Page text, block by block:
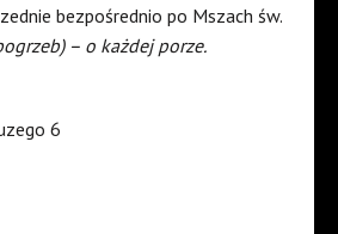
bezpośrednio po Mszach św.
– o każdej porze.
6